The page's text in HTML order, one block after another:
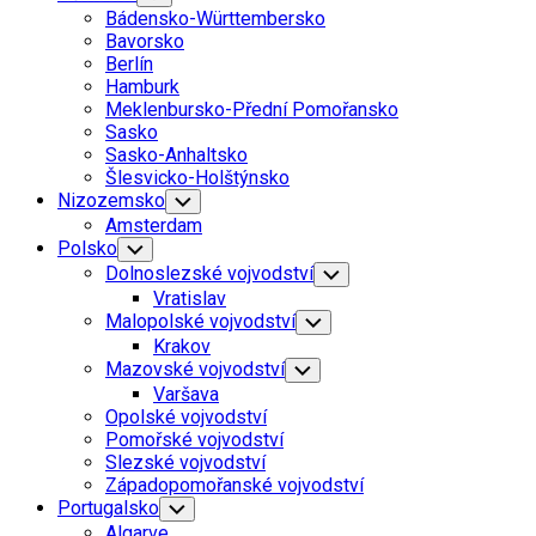
Child
Menu
Bádensko-Württembersko
Bavorsko
Berlín
Hamburk
Meklenbursko-Přední Pomořansko
Sasko
Sasko-Anhaltsko
Šlesvicko-Holštýnsko
Nizozemsko Toggle
Child
Menu
Amsterdam
Polsko Toggle
Child
Menu
Dolnoslezské vojvodství Toggle
Child
Menu
Vratislav
Malopolské vojvodství Toggle
Child
Menu
Krakov
Mazovské vojvodství Toggle
Child
Varšava
Opolské vojvodství
Pomořské vojvodství
Slezské vojvodství
Západopomořanské vojvodství
Portugalsko Toggle
Child